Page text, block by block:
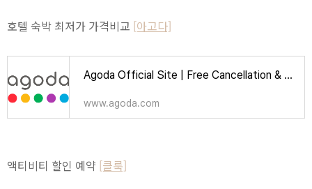
호텔 숙박 최저가 가격비교 [아고다]
Agoda Official Site | Free Cancellation & Booking Deals | Over 2 Million Hotels
www.agoda.com
액티비티 할인 예약 [클룩]